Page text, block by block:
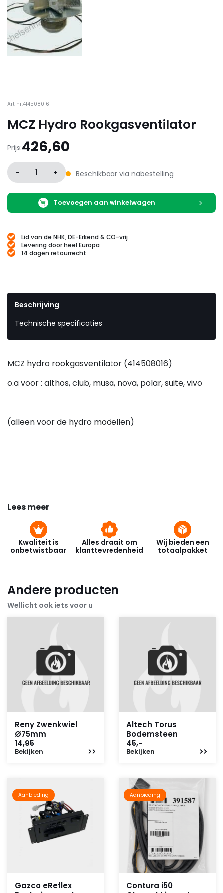
Art nr:414508016
MCZ Hydro Rookgasventilator
Prijs:426,60
- 1 + Beschikbaar via nabestelling
Toevoegen aan winkelwagen
Lid van de NHK, DE-Erkend & CO-vrij
Levering door heel Europa
14 dagen retourrecht
Beschrijving
Technische specificaties
MCZ hydro rookgasventilator (414508016)
o.a voor : althos, club, musa, nova, polar, suite, vivo
(alleen voor de hydro modellen)
Lees meer
Kwaliteit is
onbetwistbaar
Alles draait om
klanttevredenheid
Wij bieden een
totaalpakket
Andere producten
Wellicht ook iets voor u
Reny Zwenkwiel
Ø75mm
14,95
Bekijken
Altech Torus
Bodemsteen
45,-
Bekijken
Aanbieding
Gazco eReflex
Aanbieding
Contura i50